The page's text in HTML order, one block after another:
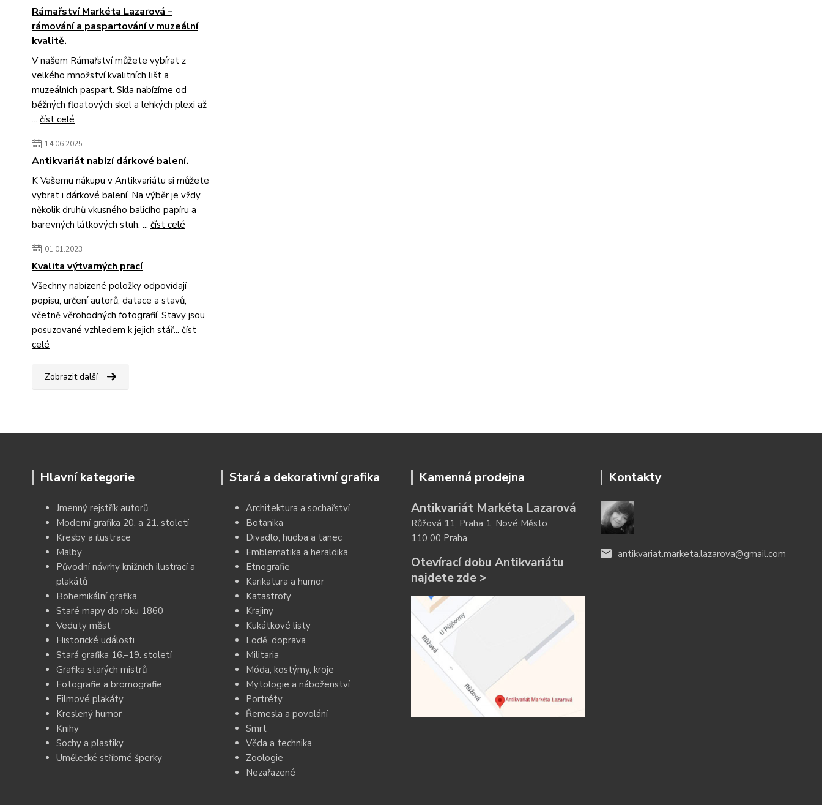
Rámařství Markéta Lazarová –
rámování a paspartování v muzeální
kvalitě.
V našem Rámařství můžete vybírat z
velkého množství kvalitních lišt a
muzeálních paspart. Skla nabízíme od
běžných floatových skel a lehkých plexi až
... číst celé
14.06.2025
Antikvariát nabízí dárkové balení.
K Vašemu nákupu v Antikvariátu si můžete
vybrat i dárkové balení. Na výběr je vždy
několik druhů vkusného balicího papíru a
barevných látkových stuh. ... číst celé
01.01.2023
Kvalita výtvarných prací
Všechny nabízené položky odpovídají
popisu, určení autorů, datace a stavů,
včetně věrohodných fotografií. Stavy jsou
posuzované vzhledem k jejich stář... číst
celé
Zobrazit další
Hlavní kategorie
Jmenný rejstřík autorů
Moderní grafika 20. a 21. století
Kresby a ilustrace
Malby
Původní návrhy knižních ilustrací a
plakátů
Bohemikální grafika
Staré mapy do roku 1860
Veduty měst
Historické události
Stará grafika 16.–19. století
Grafika starých mistrů
Fotografie a bromografie
Filmové plakáty
Kreslený humor
Knihy
Sochy a plastiky
Umělecké stříbrné šperky
Stará a dekorativní grafika
Architektura a sochařství
Botanika
Divadlo, hudba a tanec
Emblematika a heraldika
Etnografie
Karikatura a humor
Katastrofy
Krajiny
Kukátkové listy
Lodě, doprava
Militaria
Móda, kostýmy, kroje
Mytologie a náboženství
Portréty
Řemesla a povolání
Smrt
Věda a technika
Zoologie
Nezařazené
Kamenná prodejna
Antikvariát Markéta Lazarová
Růžová 11, Praha 1, Nové Město
110 00 Praha
Otevírací dobu Antikvariátu
najdete zde >
Kontakty
antikvariat.marketa.lazarova@gmail.com